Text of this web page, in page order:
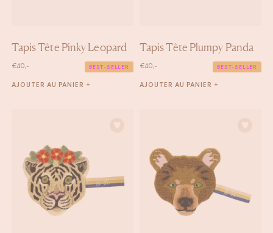
Tapis Tête Pinky Leopard
€40,- BEST-SELLER
AJOUTER AU PANIER +
Tapis Tête Plumpy Panda
€40,- BEST-SELLER
AJOUTER AU PANIER +